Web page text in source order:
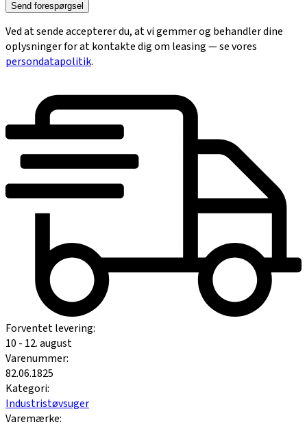
Send forespørgsel
Ved at sende accepterer du, at vi gemmer og behandler dine
oplysninger for at kontakte dig om leasing — se vores
persondatapolitik.
Forventet levering:
10 - 12. august
Varenummer:
82.06.1825
Kategori:
Industristøvsuger
Varemærke: